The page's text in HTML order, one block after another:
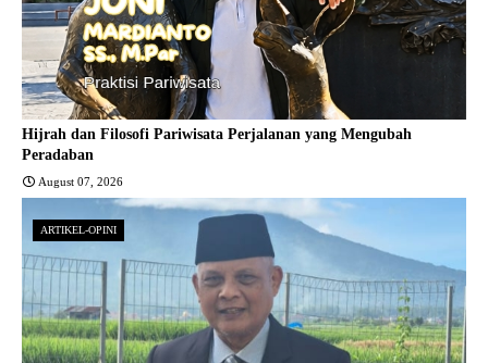
Hijrah dan Filosofi Pariwisata Perjalanan yang Mengubah
Peradaban
August 07, 2026
ARTIKEL-OPINI